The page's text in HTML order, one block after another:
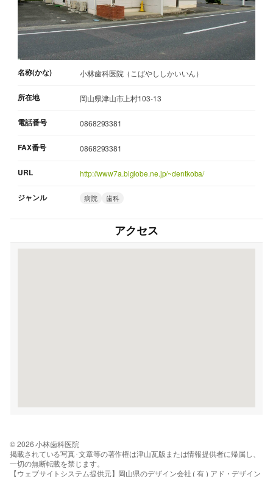
名称(かな) 小林歯科医院（こばやししかいいん）
所在地 岡山県津山市上村103-13
電話番号 0868293381
FAX番号 0868293381
URL http://www7a.biglobe.ne.jp/~dentkoba/
ジャンル 病院 歯科
アクセス
© 2026 小林歯科医院
掲載されている写真･文章等の著作権は津山瓦版または情報提供者に帰属し、
一切の無断転載を禁じます。
【ウェブサイトシステム提供元】岡山県のデザイン会社 ( 有 ) アド・デザイン